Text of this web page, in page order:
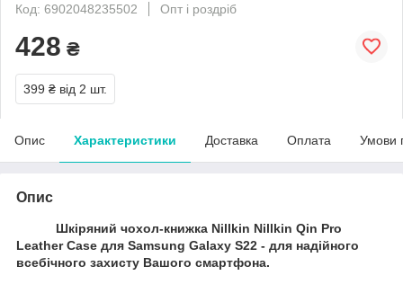
Код: 6902048235502
Опт і роздріб
428 ₴
399 ₴ від 2 шт.
Опис Характеристики Доставка Оплата Умови
Опис
Шкіряний чохол-книжка Nillkin Nillkin Qin Pro
Leather Case для Samsung Galaxy S22 - для надійного
всебічного захисту Вашого смартфона.